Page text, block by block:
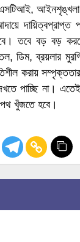
আইনশৃঙ্খলা
দায়িত্বপ্রাপ্ত
বড় বড় করপোরেট
ডিম, ব্রয়লার
করায়
পাচ্ছি না। এতেই
পথ খুঁজতে হবে।